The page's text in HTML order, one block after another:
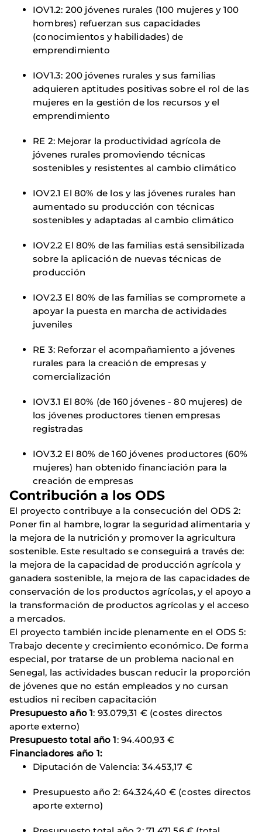
IOV1.2: 200 jóvenes rurales (100 mujeres y 100
hombres) refuerzan sus capacidades
(conocimientos y habilidades) de
emprendimiento
IOV1.3: 200 jóvenes rurales y sus familias
adquieren aptitudes positivas sobre el rol de las
mujeres en la gestión de los recursos y el
emprendimiento
RE 2: Mejorar la productividad agrícola de
jóvenes rurales promoviendo técnicas
sostenibles y resistentes al cambio climático
IOV2.1 El 80% de los y las jóvenes rurales han
aumentado su producción con técnicas
sostenibles y adaptadas al cambio climático
IOV2.2 El 80% de las familias está sensibilizada
sobre la aplicación de nuevas técnicas de
producción
IOV2.3 El 80% de las familias se compromete a
apoyar la puesta en marcha de actividades
juveniles
RE 3: Reforzar el acompañamiento a jóvenes
rurales para la creación de empresas y
comercialización
IOV3.1 El 80% (de 160 jóvenes - 80 mujeres) de
los jóvenes productores tienen empresas
registradas
IOV3.2 El 80% de 160 jóvenes productores (60%
mujeres) han obtenido financiación para la
creación de empresas
Contribución a los ODS
El proyecto contribuye a la consecución del ODS 2:
Poner fin al hambre, lograr la seguridad alimentaria y
la mejora de la nutrición y promover la agricultura
sostenible. Este resultado se conseguirá a través de:
la mejora de la capacidad de producción agrícola y
ganadera sostenible, la mejora de las capacidades de
conservación de los productos agrícolas, y el apoyo a
la transformación de productos agrícolas y el acceso
a mercados.
El proyecto también incide plenamente en el ODS 5:
Trabajo decente y crecimiento económico. De forma
especial, por tratarse de un problema nacional en
Senegal, las actividades buscan reducir la proporción
de jóvenes que no están empleados y no cursan
estudios ni reciben capacitación
Presupuesto año 1: 93.079,31 € (costes directos
aporte externo)
Presupuesto total año 1: 94.400,93 €
Financiadores año 1:
Diputación de Valencia: 34.453,17 €
Presupuesto año 2: 64.324,40 € (costes directos
aporte externo)